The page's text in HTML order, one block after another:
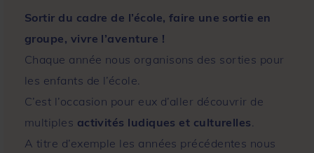
Sortir du cadre de l’école, faire une sortie en
groupe, vivre l’aventure !
Chaque année nous organisons des sorties pour
les enfants de l’école.
C’est l’occasion pour eux d’aller découvrir de
multiples activités ludiques et culturelles
A titre d’exemple les années précédentes nous